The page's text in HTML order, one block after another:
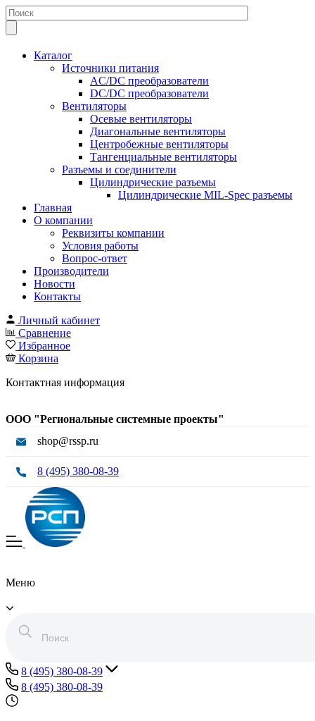
Каталог
Источники питания
AC/DC преобразователи
DC/DC преобразователи
Вентиляторы
Осевые вентиляторы
Диагональные вентиляторы
Центробежные вентиляторы
Тангенциальные вентиляторы
Разъемы и соединители
Цилиндрические разъемы
Цилиндрические MIL-Spec разъемы
Главная
О компании
Реквизиты компании
Условия работы
Вопрос-ответ
Производители
Новости
Контакты
Личный кабинет
Сравнение
Избранное
Корзина
Контактная информация
ООО "Региональные системные проекты"
shop@rssp.ru
8 (495) 380-08-39
Меню
8 (495) 380-08-39
8 (495) 380-08-39